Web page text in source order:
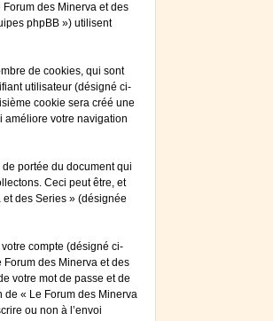
des Minerva et des
phpBB ») utilisent
de cookies, qui sont
utilisateur (désigné ci-
cookie sera créé une
améliore votre navigation
portée du document qui
Ceci peut être, et
des Series » (désignée
compte (désigné ci-
des Minerva et des
votre mot de passe et de
de « Le Forum des Minerva
ou non à l’envoi